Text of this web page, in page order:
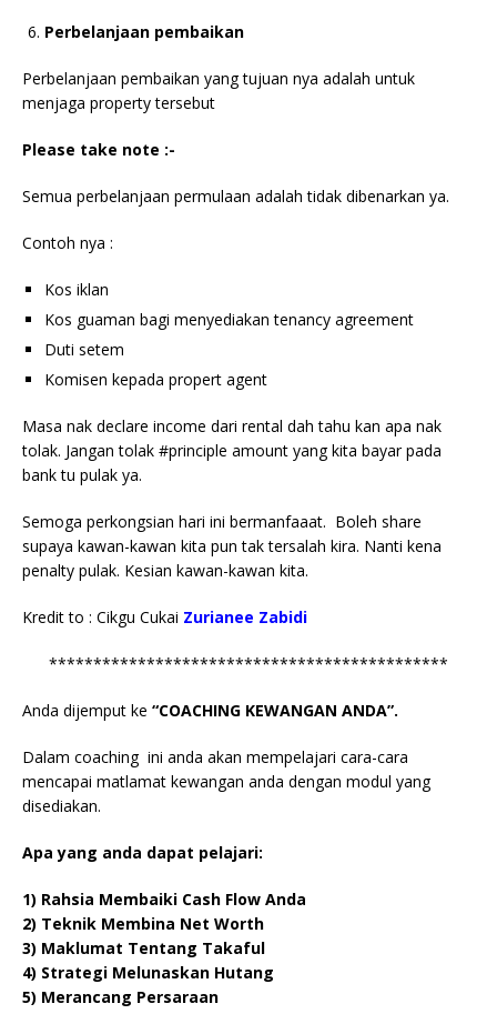
Perbelanjaan pembaikan
Perbelanjaan pembaikan yang tujuan nya adalah untuk
menjaga property tersebut
Please take note :-
Semua perbelanjaan permulaan adalah tidak dibenarkan ya.
Contoh nya :
Kos iklan
Kos guaman bagi menyediakan tenancy agreement
Duti setem
Komisen kepada propert agent
Masa nak declare income dari rental dah tahu kan apa nak
tolak. Jangan tolak #principle amount yang kita bayar pada
bank tu pulak ya.
Semoga perkongsian hari ini bermanfaaat. Boleh share
supaya kawan-kawan kita pun tak tersalah kira. Nanti kena
penalty pulak. Kesian kawan-kawan kita.
Kredit to : Cikgu Cukai Zurianee Zabidi
*********************************************
Anda dijemput ke “COACHING KEWANGAN ANDA”.
Dalam coaching ini anda akan mempelajari cara-cara
mencapai matlamat kewangan anda dengan modul yang
disediakan.
Apa yang anda dapat pelajari:
1) Rahsia Membaiki Cash Flow Anda
2) Teknik Membina Net Worth
3) Maklumat Tentang Takaful
4) Strategi Melunaskan Hutang
5) Merancang Persaraan